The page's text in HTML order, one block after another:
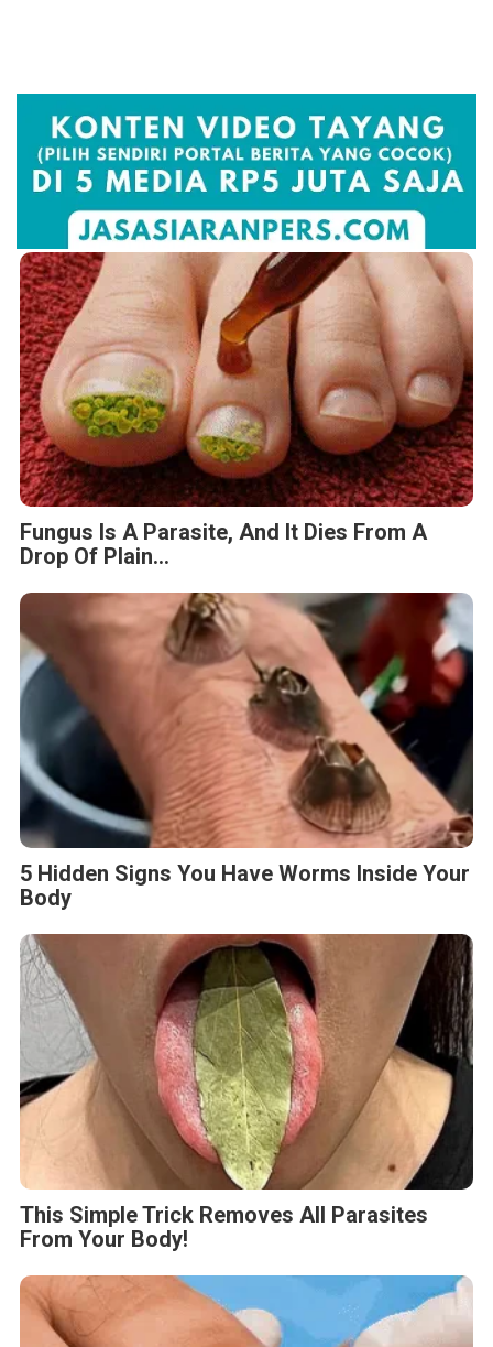
Fungus Is A Parasite, And It Dies From A
Drop Of Plain...
5 Hidden Signs You Have Worms Inside Your
Body
This Simple Trick Removes All Parasites
From Your Body!